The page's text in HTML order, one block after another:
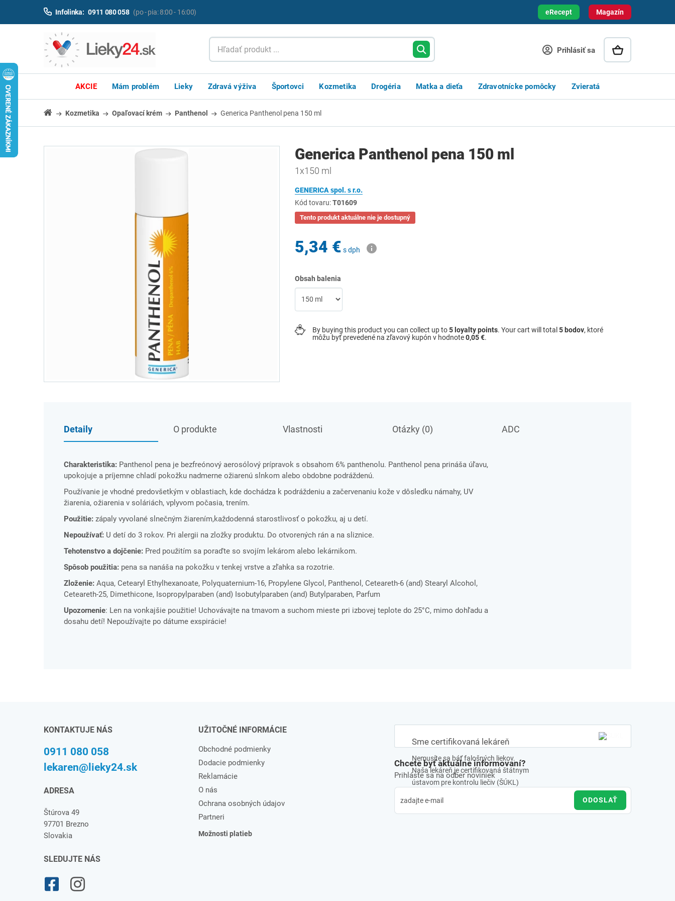
Magazín
Infolinka: 0911 080 058 (po - pia: 8:00 - 16:00) eRecept
Prihlásiť sa
AKCIE Mám problém Lieky Zdravá výživa Športovci Kozmetika Drogéria Matka a dieťa Zdravotnícke pomôcky Zvieratá
Kozmetika Opaľovací krém Panthenol Generica Panthenol pena 150 ml
Generica Panthenol pena 150 ml
1x150 ml
GENERICA spol. s r.o.
Kód tovaru:T01609
Tento produkt aktuálne nie je dostupný
5,34 € s dph
Obsah balenia
By buying this product you can collect up to5 loyalty points. Your cart will total 5 bodov, ktoré
môžu byť prevedené na zľavový kupón v hodnote0,05 €.
Detaily O produkte Vlastnosti Otázky (0) ADC
Charakteristika: Panthenol pena je bezfreónový aerosólový prípravok s obsahom 6% panthenolu. Panthenol pena prináša úľavu,
upokojuje a príjemne chladí pokožku nadmerne ožiarenú slnkom alebo obdobne podráždenú.
Používanie je vhodné predovšetkým v oblastiach, kde dochádza k podráždeniu a začervenaniu kože v dôsledku námahy, UV
žiarenia, ožiarenia v soláriách, vplyvom počasia, trením.
Použitie: zápaly vyvolané slnečným žiarením,každodenná starostlivosť o pokožku, aj u detí.
Nepoužívať: U detí do 3 rokov. Pri alergii na zložky produktu. Do otvorených rán a na sliznice.
Tehotenstvo a dojčenie: Pred použitím sa poraďte so svojím lekárom alebo lekárnikom.
Spôsob použitia: pena sa nanáša na pokožku v tenkej vrstve a zľahka sa rozotrie.
Zloženie: Aqua, Cetearyl Ethylhexanoate, Polyquaternium-16, Propylene Glycol, Panthenol, Ceteareth-6 (and) Stearyl Alcohol,
Ceteareth-25, Dimethicone, Isopropylparaben (and) Isobutylparaben (and) Butylparaben, Parfum
Upozornenie: Len na vonkajšie použitie! Uchovávajte na tmavom a suchom mieste pri izbovej teplote do 25°C, mimo dohľadu a
dosahu detí! Nepoužívajte po dátume exspirácie!
Sme certifikovaná lekáreň
Nemusíte sa báť falošných liekov.
Naša lekáreň je certifikovaná štátnym
ústavom pre kontrolu liečiv (ŠÚKL)
KONTAKTUJE NÁS
0911 080 058
lekaren@lieky24.sk
ADRESA
Štúrova 49
97701 Brezno
Slovakia
SLEDUJTE NÁS
UŽITOČNÉ INFORMÁCIE
Obchodné podmienky
Dodacie podmienky
Reklamácie
O nás
Ochrana osobných údajov
Partneri
Možnosti platieb
Chcete byť aktuálne informovaní?
Prihláste sa na odber noviniek
ODOSLAŤ